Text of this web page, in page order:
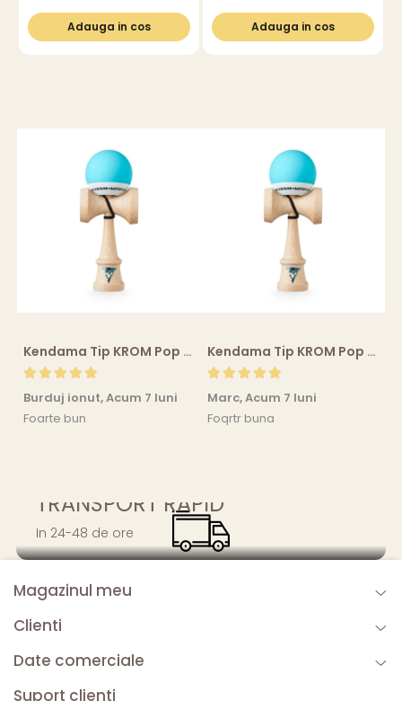
Adauga in cos Adauga in cos
Kendama Tip KROM Pop Chrome Pop LOL Clear, Sky Blue
Burduj ionut,Acum 7 luni
Foarte bun
Kendama Tip KROM Pop Chrome Pop LOL Clear, Sky Blue
Marc,Acum 7 luni
Foqrtr buna
TRANSPORT RAPID
In 24-48 de ore
Magazinul meu
Clienti
Date comerciale
Suport clienti